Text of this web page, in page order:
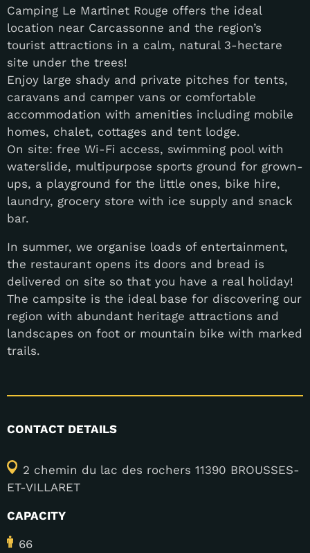
Camping Le Martinet Rouge offers the ideal
location near Carcassonne and the region’s
tourist attractions in a calm, natural 3-hectare
site under the trees!
Enjoy large shady and private pitches for tents,
caravans and camper vans or comfortable
accommodation with amenities including mobile
homes, chalet, cottages and tent lodge.
On site: free Wi-Fi access, swimming pool with
waterslide, multipurpose sports ground for grown-
ups, a playground for the little ones, bike hire,
laundry, grocery store with ice supply and snack
bar.
In summer, we organise loads of entertainment,
the restaurant opens its doors and bread is
delivered on site so that you have a real holiday!
The campsite is the ideal base for discovering our
region with abundant heritage attractions and
landscapes on foot or mountain bike with marked
trails.
CONTACT DETAILS
2 chemin du lac des rochers 11390 BROUSSES-
ET-VILLARET
CAPACITY
66